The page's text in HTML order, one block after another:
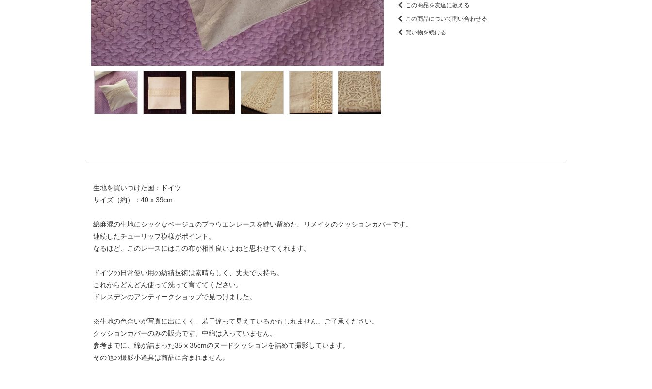
この商品を友達に教える
この商品について問い合わせる
買い物を続ける
生地を買いつけた国：ドイツ
サイズ（約）：40 x 39cm
綿麻混の生地にシックなベージュのプラウエンレースを縫い留めた、リメイクのクッションカバーです。
連続したチューリップ模様がポイント。
なるほど、このレースにはこの布が相性良いよねと思わせてくれます。
ドイツの日常使い用の紡績技術は素晴らしく、丈夫で長持ち。
これからどんどん使って洗って育ててください。
ドレスデンのアンティークショップで見つけました。
※生地の色合いが写真に出にくく、若干違って見えているかもしれません。ご了承ください。
クッションカバーのみの販売です。中綿は入っていません。
参考までに、綿が詰まった35 x 35cmのヌードクッションを詰めて撮影しています。
その他の撮影小道具は商品に含まれません。